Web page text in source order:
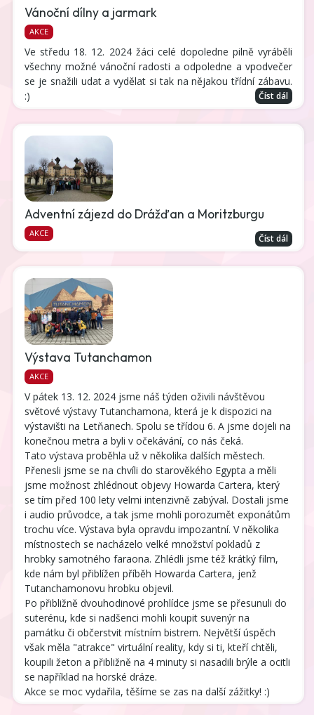
Vánoční dílny a jarmark
AKCE
Ve středu 18. 12. 2024 žáci celé dopoledne pilně vyráběli
všechny možné vánoční radosti a odpoledne a vpodvečer
se je snažili udat a vydělat si tak na nějakou třídní zábavu.
:)
Číst dál
Adventní zájezd do Drážďan a Moritzburgu
AKCE Číst dál
Výstava Tutanchamon
AKCE
V pátek 13. 12. 2024 jsme náš týden oživili návštěvou
světové výstavy Tutanchamona, která je k dispozici na
výstavišti na Letňanech. Spolu se třídou 6. A jsme dojeli na
konečnou metra a byli v očekávání, co nás čeká.
Tato výstava proběhla už v několika dalších městech.
Přenesli jsme se na chvíli do starověkého Egypta a měli
jsme možnost zhlédnout objevy Howarda Cartera, který
se tím před 100 lety velmi intenzivně zabýval. Dostali jsme
i audio průvodce, a tak jsme mohli porozumět exponátům
trochu více. Výstava byla opravdu impozantní. V několika
místnostech se nacházelo velké množství pokladů z
hrobky samotného faraona. Zhlédli jsme též krátký film,
kde nám byl přiblížen příběh Howarda Cartera, jenž
Tutanchamonovu hrobku objevil.
Po přibližně dvouhodinové prohlídce jsme se přesunuli do
suterénu, kde si nadšenci mohli koupit suvenýr na
památku či občerstvit místním bistrem. Největší úspěch
však měla "atrakce" virtuální reality, kdy si ti, kteří chtěli,
koupili žeton a přibližně na 4 minuty si nasadili brýle a ocitli
se například na horské dráze.
Akce se moc vydařila, těšíme se zas na další zážitky! :)